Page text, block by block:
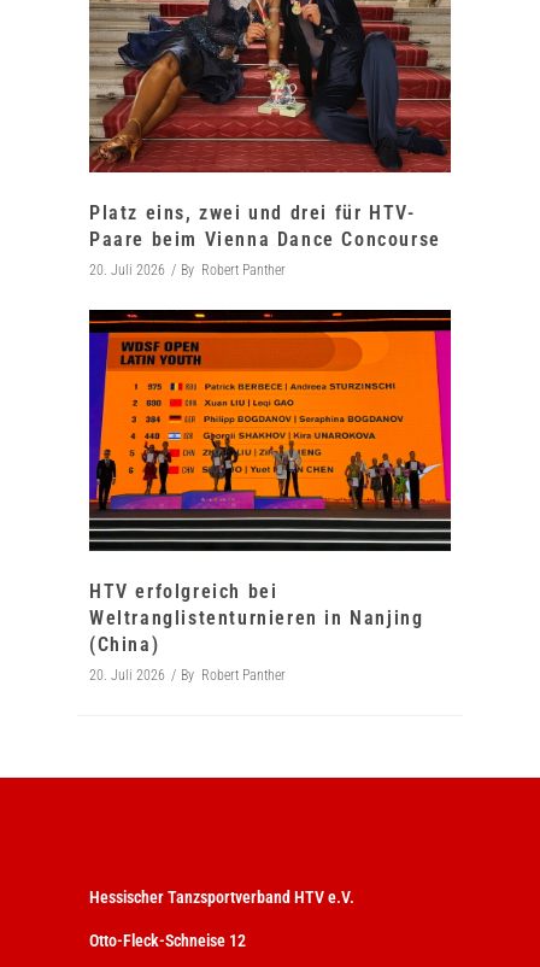
Platz eins, zwei und drei für HTV-
Paare beim Vienna Dance Concourse
20. Juli 2026 By Robert Panther
HTV erfolgreich bei
Weltranglistenturnieren in Nanjing
(China)
20. Juli 2026 By Robert Panther
Hessischer Tanzsportverband HTV e.V.
Otto-Fleck-Schneise 12